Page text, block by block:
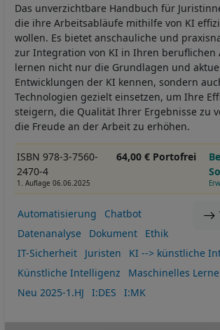
Das unverzichtbare Handbuch für
die ihre Arbeitsabläufe mithilfe von KI
wollen. Es bietet anschauliche und
zur Integration von KI in Ihren beruflichen
lernen nicht nur die Grundlagen und
Entwicklungen der KI kennen, sondern
Technologien gezielt einsetzen, um Ihre
steigern, die Qualität Ihrer Ergebnisse zu
die Freude an der Arbeit zu erhöhen.
ISBN 978-3-7560-
2470-4
1. Auflage 06.06.2025
64,00 € Portofrei
Automatisierung
Chatbot
Datenanalyse
Dokument
Ethik
IT-Sicherheit
Juristen
KI --> künstliche
Künstliche Intelligenz
Maschinelles
Neu 2025-1.HJ
I:DES I:MK